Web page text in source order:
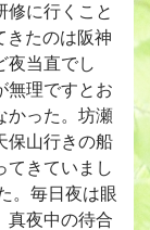
修に行くこと
きたのは阪神
夜当直でし
無理ですとお
かった。坊瀬
保山行きの船
てきていまし
。毎日夜は眼
真夜中の待合